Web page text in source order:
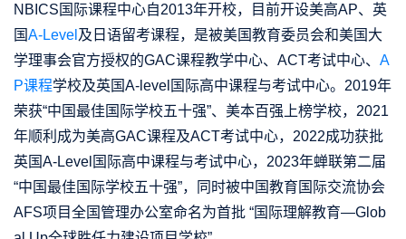
NBICS国际课程中心自2013年开校，目前开设美高AP、英
国A-Level 及日语留考课程，是被美国教育委员会和美国大
学理事会官方授权的GAC课程教学中心、ACT考试中心、 A
P课程学校及英国A-level国际高中课程与考试中心。2019年
荣获“中国最佳国际学校五十强”、美本百强上榜学校，2021
年顺利成为美高GAC课程及ACT考试中心，2022成功获批
英国A-Level国际高中课程与考试中心，2023年蝉联第二届
“中国最佳国际学校五十强”，同时被中国教育国际交流协会
AFS项目全国管理办公室命名为首批 “国际理解教育—Glob